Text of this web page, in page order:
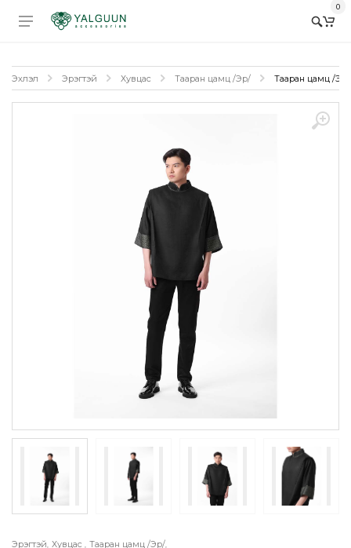
0
Эхлэл Эрэгтэй Хувцас Тааран цамц /Эр/ Тааран цамц /
Эрэгтэй Хувцас Тааран цамц /Эр/